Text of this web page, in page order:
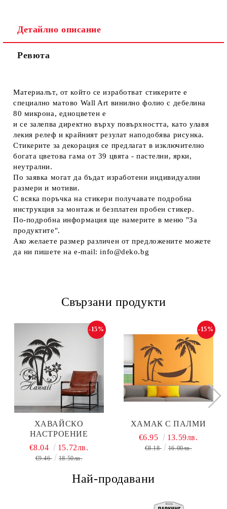
Ние ще се свържем с вас в рамките на работния ден.
Детайлно описание
Ревюта
Материалът, от който се изработват стикерите е
специално матово Wall Art винилно фолио с дебелина
80 микрона, едноцветен е
и се залепва директно върху повърхността, като улавя
лекия релеф и крайният резулат наподобява рисунка.
Стикерите за декорация се предлагат в изключително
богата цветова гама от 39 цвятa - пастелни, ярки,
неутрални.
По заявка могат да бъдат изработени индивидуални
размери и мотиви.
С всяка поръчка на стикери получавате подробна
инструкция за монтаж и безплатен пробен стикер.
По-подробна информация ще намерите в меню "За
продуктите".
Ако желаете размер различен от предложените можете
да ни пишете на e-mail: info@deko.bg
Свързани продукти
ХАВАЙСКО
НАСТРОЕНИЕ
-15%
€8.04 15.72лв.
€9.46 18.50лв.
ХАМАК С ПАЛМИ
-15%
€6.95 13.59лв.
€8.18 16.00лв.
Най-продавани